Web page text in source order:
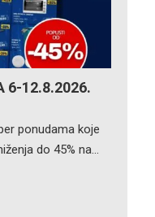
6-12.8.2026.
ponudama koje
do 45% na…